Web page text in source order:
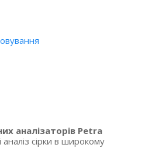
аналізаторів Petra
сірки в широкому